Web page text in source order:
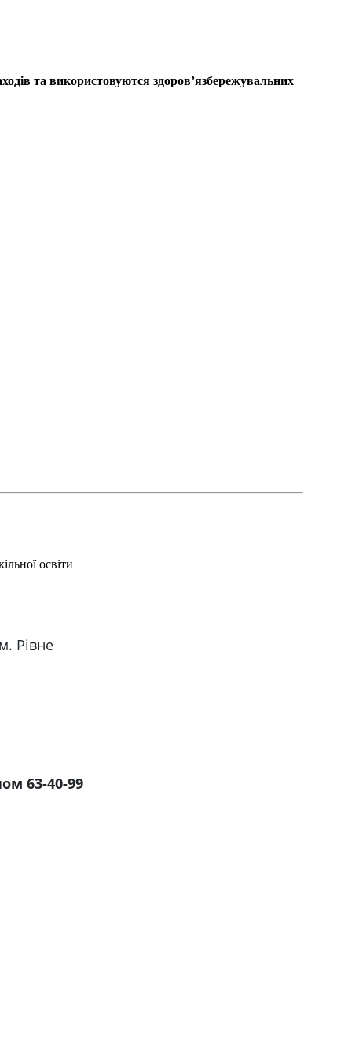
та використовуются здоров’язбережувальних
освіти
Рівне
63-40-99